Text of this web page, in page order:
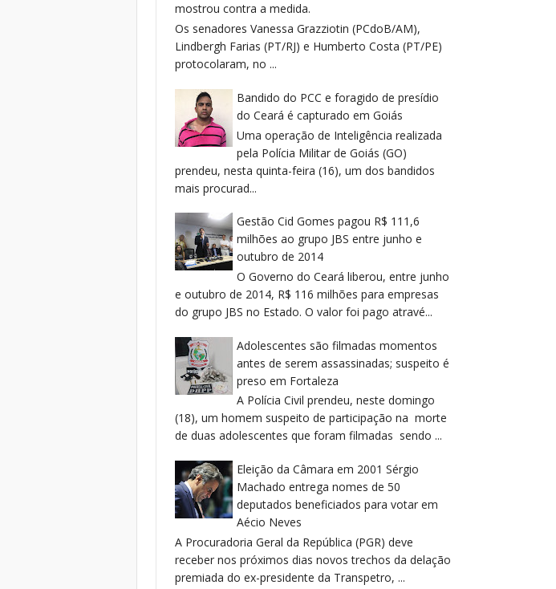
mostrou contra a medida.
Os senadores Vanessa Grazziotin (PCdoB/AM),
Lindbergh Farias (PT/RJ) e Humberto Costa (PT/PE)
protocolaram, no ...
Bandido do PCC e foragido de presídio
do Ceará é capturado em Goiás
Uma operação de Inteligência realizada
pela Polícia Militar de Goiás (GO)
prendeu, nesta quinta-feira (16), um dos bandidos
mais procurad...
Gestão Cid Gomes pagou R$ 111,6
milhões ao grupo JBS entre junho e
outubro de 2014
O Governo do Ceará liberou, entre junho
e outubro de 2014, R$ 116 milhões para empresas
do grupo JBS no Estado. O valor foi pago atravé...
Adolescentes são filmadas momentos
antes de serem assassinadas; suspeito é
preso em Fortaleza
A Polícia Civil prendeu, neste domingo
(18), um homem suspeito de participação na morte
de duas adolescentes que foram filmadas sendo ...
Eleição da Câmara em 2001 Sérgio
Machado entrega nomes de 50
deputados beneficiados para votar em
Aécio Neves
A Procuradoria Geral da República (PGR) deve
receber nos próximos dias novos trechos da delação
premiada do ex-presidente da Transpetro, ...